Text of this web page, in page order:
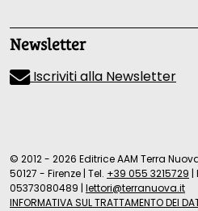
Newsletter
Iscriviti alla Newsletter
© 2012 - 2026 Editrice AAM Terra
50127 - Firenze | Tel. +39 055 3215729 |
05373080489 | lettori@terranuova.it
INFORMATIVA SUL TRATTAMENTO DEI